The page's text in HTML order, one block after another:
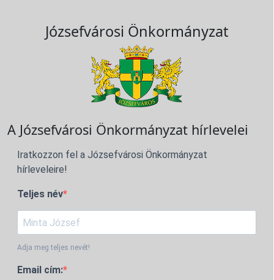
Józsefvárosi Önkormányzat
A Józsefvárosi Önkormányzat hírlevelei
Iratkozzon fel a Józsefvárosi Önkormányzat
hírleveleire!
Teljes név
Adja meg teljes nevét!
Email cím: